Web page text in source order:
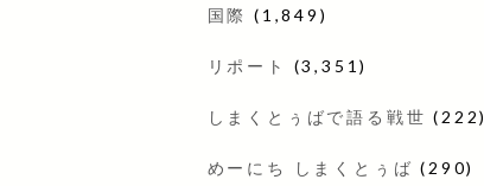
国際 (1,849)
リポート (3,351)
しまくとぅばで語る戦世 (222)
めーにち しまくとぅば (290)